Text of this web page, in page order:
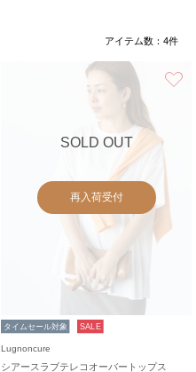
アイテム数： 4件
SOLD OUT
再入荷受付
タイムセール対象 SALE
Lugnoncure
シアースラブテレコオーバートップス